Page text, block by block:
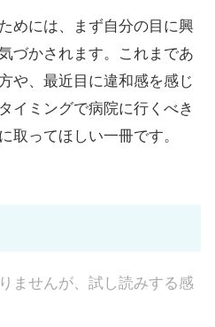
めには、まず自分の目に興
づかされます。これまであ
や、最近目に違和感を感じ
イミングで病院に行くべき
取ってほしい一冊です。
ませんが、試し読みする感